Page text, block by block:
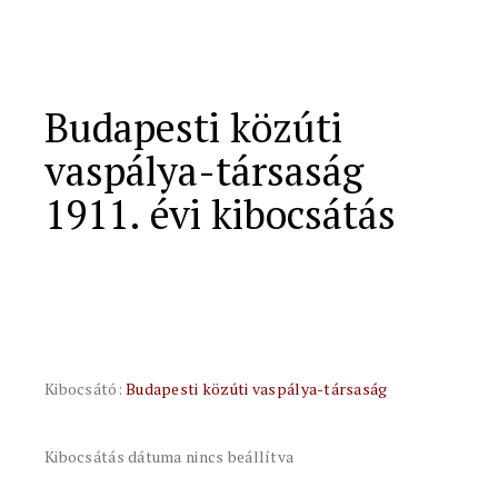
Budapesti közúti
vaspálya-társaság
1911. évi kibocsátás
Kibocsátó:Budapesti közúti vaspálya-társaság
Kibocsátás dátuma nincs beállítva